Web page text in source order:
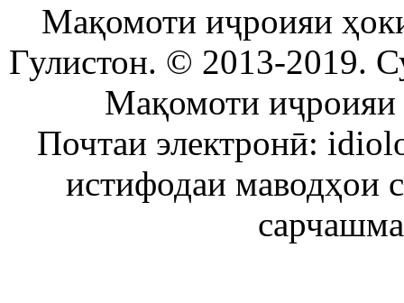
Мақомоти иҷроияи
Гулистон. © 2013-2019.
Мақомоти иҷроияи
Почтаи электронӣ:
истифодаи маводҳои